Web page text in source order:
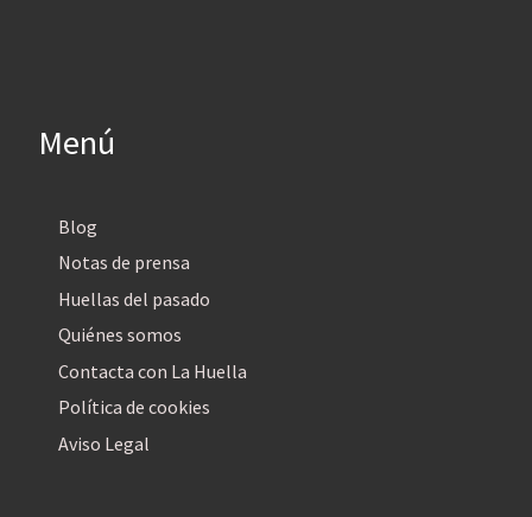
Menú
Blog
Notas de prensa
Huellas del pasado
Quiénes somos
Contacta con La Huella
Política de cookies
Aviso Legal